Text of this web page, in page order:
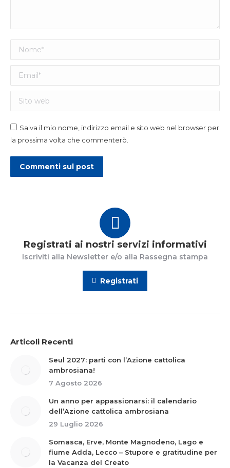
Nome *
Email *
Sito web
Salva il mio nome, indirizzo email e sito web nel browser per
la prossima volta che commenterò.
Commenti sul post
Registrati ai nostri servizi informativi
Iscriviti alla Newsletter e/o alla Rassegna stampa
Registrati
Articoli Recenti
Seul 2027: parti con l’Azione cattolica
ambrosiana!
7 Agosto 2026
Un anno per appassionarsi: il calendario
dell’Azione cattolica ambrosiana
29 Luglio 2026
Somasca, Erve, Monte Magnodeno, Lago e
fiume Adda, Lecco – Stupore e gratitudine per
la Vacanza del Creato